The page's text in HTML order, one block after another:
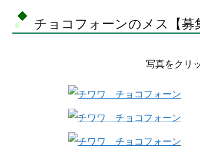
チョコフォーンのメス【募
写真をクリ